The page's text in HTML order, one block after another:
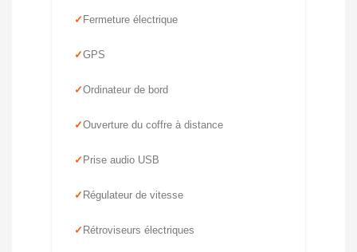
Fermeture électrique
GPS
Ordinateur de bord
Ouverture du coffre à distance
Prise audio USB
Régulateur de vitesse
Rétroviseurs électriques